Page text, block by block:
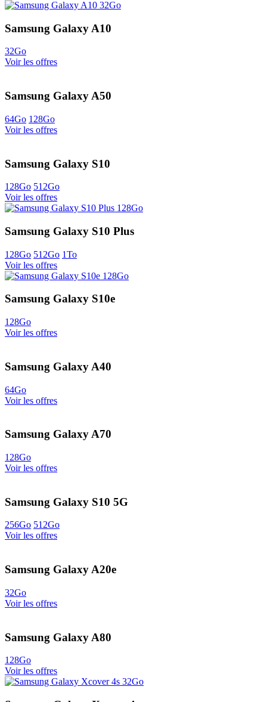
Samsung Galaxy A10
32Go
Voir les offres
Samsung Galaxy A50
64Go 128Go
Voir les offres
Samsung Galaxy S10
128Go 512Go
Voir les offres
Samsung Galaxy S10 Plus
128Go 512Go 1To
Voir les offres
Samsung Galaxy S10e
128Go
Voir les offres
Samsung Galaxy A40
64Go
Voir les offres
Samsung Galaxy A70
128Go
Voir les offres
Samsung Galaxy S10 5G
256Go 512Go
Voir les offres
Samsung Galaxy A20e
32Go
Voir les offres
Samsung Galaxy A80
128Go
Voir les offres